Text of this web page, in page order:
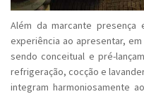
Além da marcante
experiência ao apresentar,
sendo conceitual e pré-
refrigeração, cocção e
integram harmoniosamente